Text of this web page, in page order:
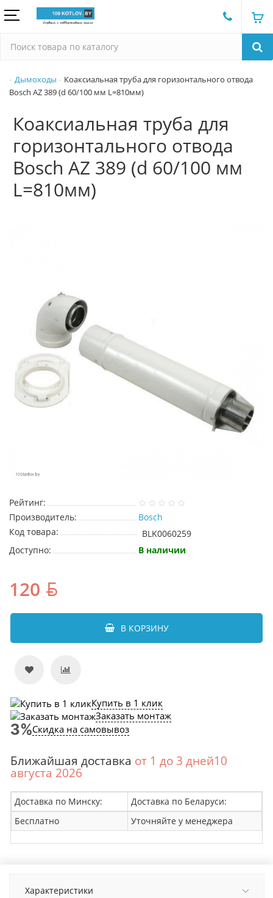
Дымоходы
Коаксиальная труба для горизонтального отвода
Bosch AZ 389 (d 60/100 мм L=810мм)
Коаксиальная труба для
горизонтального отвода
Bosch AZ 389 (d 60/100 мм
L=810мм)
Рейтинг:
Производитель:
Bosch
Код товара:
BLK0060259
Доступно:
В наличии
120
В КОРЗИНУ
Купить в 1 клик
Заказать монтаж
Скидка на самовывоз
Ближайшая доставка от 1 до 3 дней10
августа 2026
Доставка по Минску:
Доставка по Беларуси:
Бесплатно
Уточняйте у менеджера
Характеристики